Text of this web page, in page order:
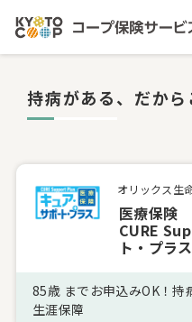
持病がある、だか
オリックス生
医療保険
CURE
ト・プラ
85歳 までお申込みOK！
生涯保障